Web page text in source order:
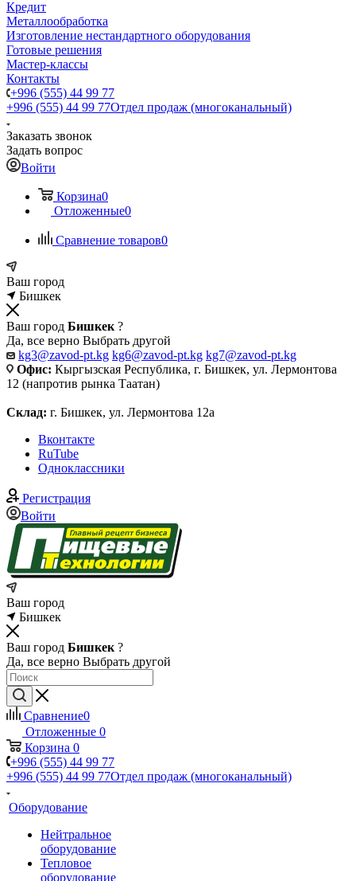
Кредит
Металлообработка
Изготовление нестандартного оборудования
Готовые решения
Мастер-классы
Контакты
+996 (555) 44 99 77
+996 (555) 44 99 77Отдел продаж (многоканальный)
Заказать звонок
Задать вопрос
Войти
Корзина0
Отложенные0
Сравнение товаров0
Ваш город
Бишкек
Ваш город Бишкек ?
Да, все верно Выбрать другой
kg3@zavod-pt.kg kg6@zavod-pt.kg kg7@zavod-pt.kg
Офис: Кыргызская Республика, г. Бишкек, ул. Лермонтова
12 (напротив рынка Таатан)
Склад: г. Бишкек, ул. Лермонтова 12а
Вконтакте
RuTube
Одноклассники
Регистрация
Войти
Ваш город
Бишкек
Ваш город Бишкек ?
Да, все верно Выбрать другой
Сравнение0
Отложенные 0
Корзина 0
+996 (555) 44 99 77
+996 (555) 44 99 77Отдел продаж (многоканальный)
Оборудование
Нейтральное
оборудование
Тепловое
оборудование